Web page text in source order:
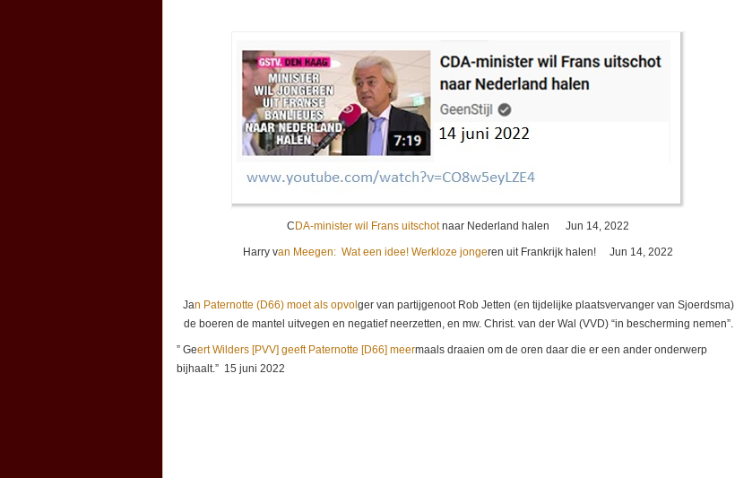
CDA-minister wil Frans uitschotnaar Nederland halen Jun 14, 2022
Harry van Meegen: Wat een idee! Werkloze jongeren uit Frankrijk halen! Jun 14, 2022
Jan Paternotte (D66) moet als opvol ger van partijgenoot Rob Jetten (en tijdelijke plaatsvervanger van Sjoerdsma)
de boeren de mantel uitvegen en negatief neerzetten, en mw. Christ. van der Wal (VVD) “in bescherming nemen”.
” Geert Wilders [PVV] geeft Paternotte [D66] meermaals draaien om de oren daar die er een ander onderwerp
bijhaalt.” 15 juni 2022